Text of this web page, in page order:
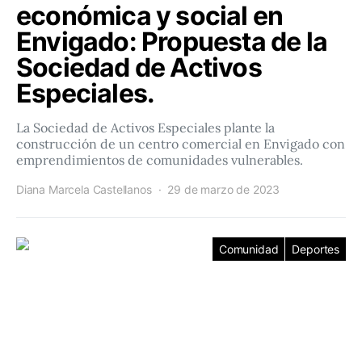
económica y social en
Envigado: Propuesta de la
Sociedad de Activos
Especiales.
La Sociedad de Activos Especiales plante la
construcción de un centro comercial en Envigado con
emprendimientos de comunidades vulnerables.
Diana Marcela Castellanos 29 de marzo de 2023
Comunidad Deportes